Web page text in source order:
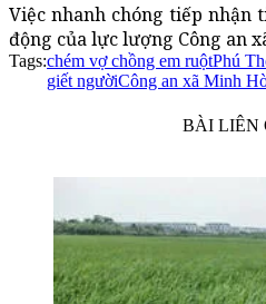
Việc nhanh chóng tiếp
động của lực lượng Công an
Tags:chém vợ chồng em ruộtPhú
giết ngườiCông an xã Minh
BÀI LIÊN